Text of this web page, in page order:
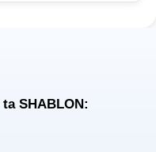
taSHABLON: